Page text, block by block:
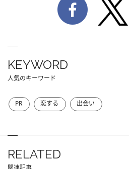
KEYWORD
人気のキーワード
PR 恋する 出会い
RELATED